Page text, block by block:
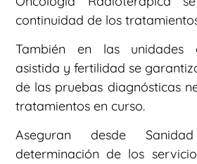
continuidad de los
También en las unidades
asistida y fertilidad se
de las pruebas diagnósticas
tratamientos en curso.
Aseguran desde
determinación de los